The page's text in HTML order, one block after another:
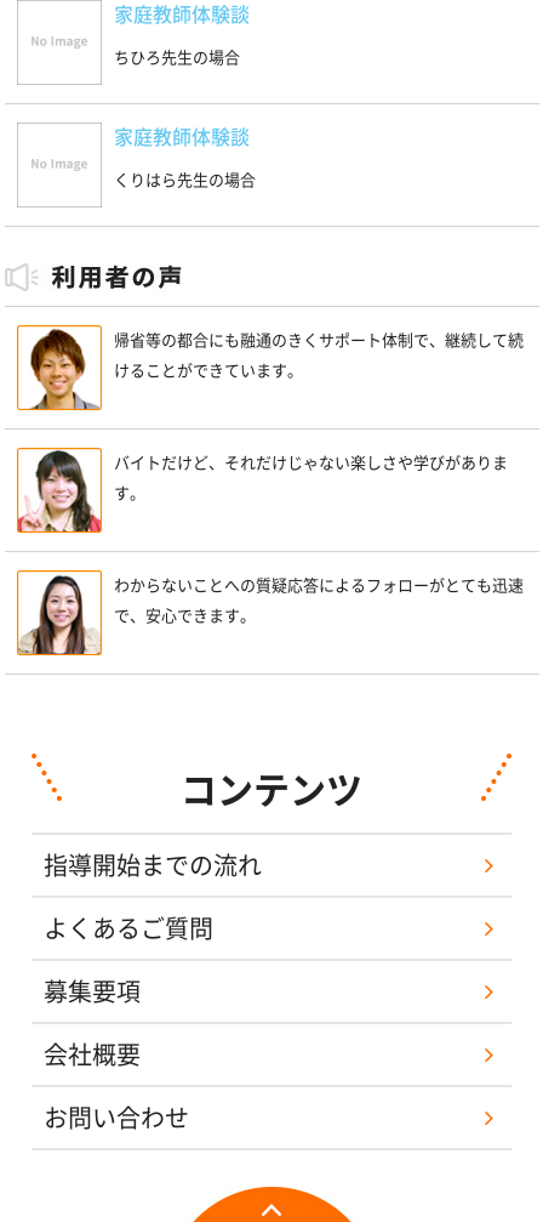
家庭教師体験談
ちひろ先生の場合
家庭教師体験談
くりはら先生の場合
帰省等の都合にも融通のきくサポート体制で、継続して続
けることができています。
バイトだけど、それだけじゃない楽しさや学びがありま
す。
わからないことへの質疑応答によるフォローがとても迅速
で、安心できます。
コンテンツ
指導開始までの流れ
よくあるご質問
募集要項
会社概要
お問い合わせ